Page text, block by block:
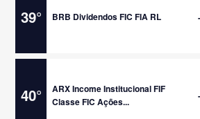
39° BRB Dividendos FIC FIA RL
40°
ARX Income Institucional FIF
Classe FIC Ações...